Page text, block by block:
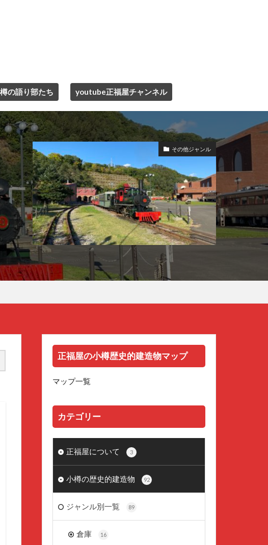
の語り部たち youtube正福屋チャンネル
その他ジャンル
正福屋の小樽歴史的建造物マップ
マップ一覧
カテゴリー
正福屋について 3
小樽の歴史的建造物 92
ジャンル別一覧 89
倉庫 16